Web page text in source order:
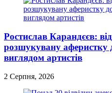
Ростислав Карандєєв:
розшукувану аферистку
виглядом артистів
2 Серпня, 2026